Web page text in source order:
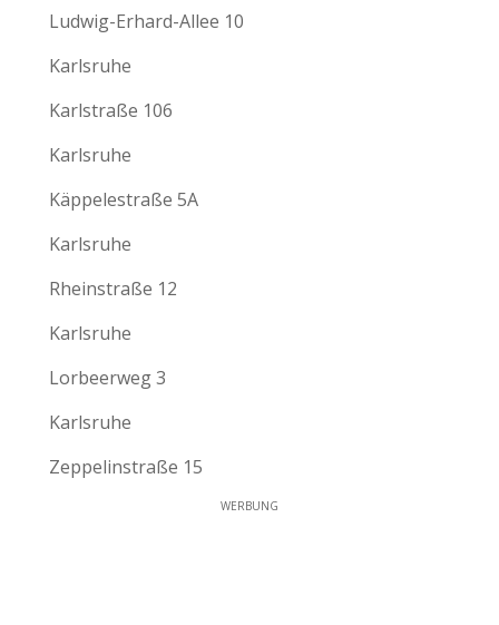
Ludwig-Erhard-Allee 10
Karlsruhe
Karlstraße 106
Karlsruhe
Käppelestraße 5A
Karlsruhe
Rheinstraße 12
Karlsruhe
Lorbeerweg 3
Karlsruhe
Zeppelinstraße 15
WERBUNG